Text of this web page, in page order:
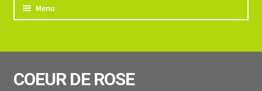
Menu
TRUCS & ASTUCES
COEUR DE ROSE